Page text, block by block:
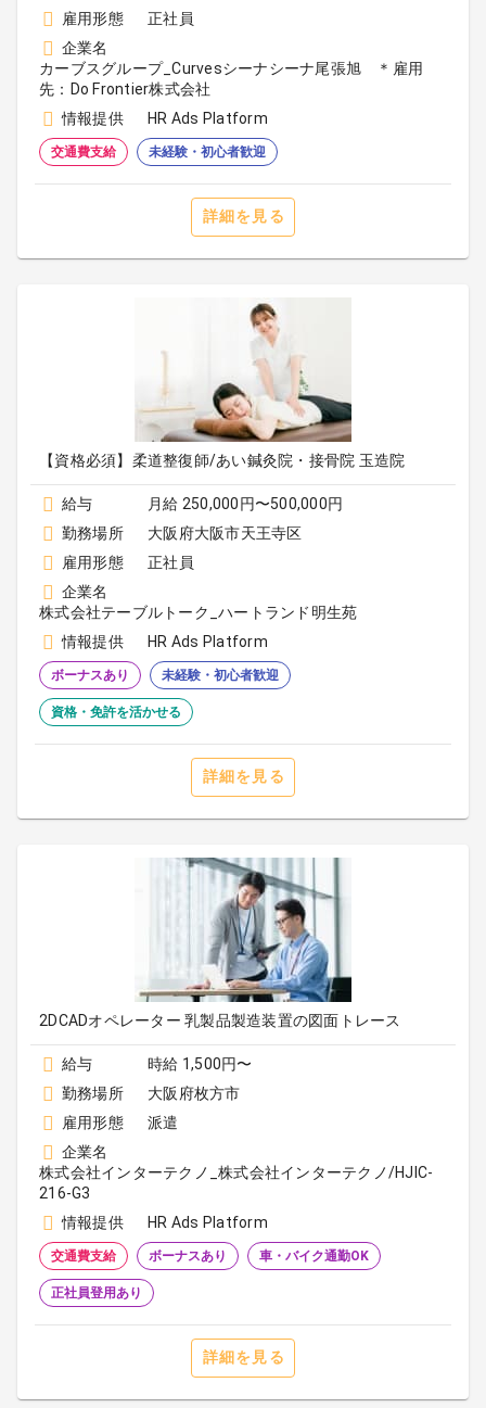
雇用形態
正社員
企業名
カーブスグループ_Curvesシーナシーナ尾張旭 ＊雇用
先：Do Frontier株式会社
情報提供
HR Ads Platform
交通費支給 未経験・初心者歓迎
詳細を見る
【資格必須】柔道整復師/あい鍼灸院・接骨院 玉造院
給与
月給 250,000円〜500,000円
勤務場所
大阪府大阪市天王寺区
雇用形態
正社員
企業名
株式会社テーブルトーク_ハートランド明生苑
情報提供
HR Ads Platform
ボーナスあり 未経験・初心者歓迎
資格・免許を活かせる
詳細を見る
2DCADオペレーター 乳製品製造装置の図面トレース
給与
時給 1,500円〜
勤務場所
大阪府枚方市
雇用形態
派遣
企業名
株式会社インターテクノ_株式会社インターテクノ/HJIC-
216-G3
情報提供
HR Ads Platform
交通費支給 ボーナスあり 車・バイク通勤OK
正社員登用あり
詳細を見る